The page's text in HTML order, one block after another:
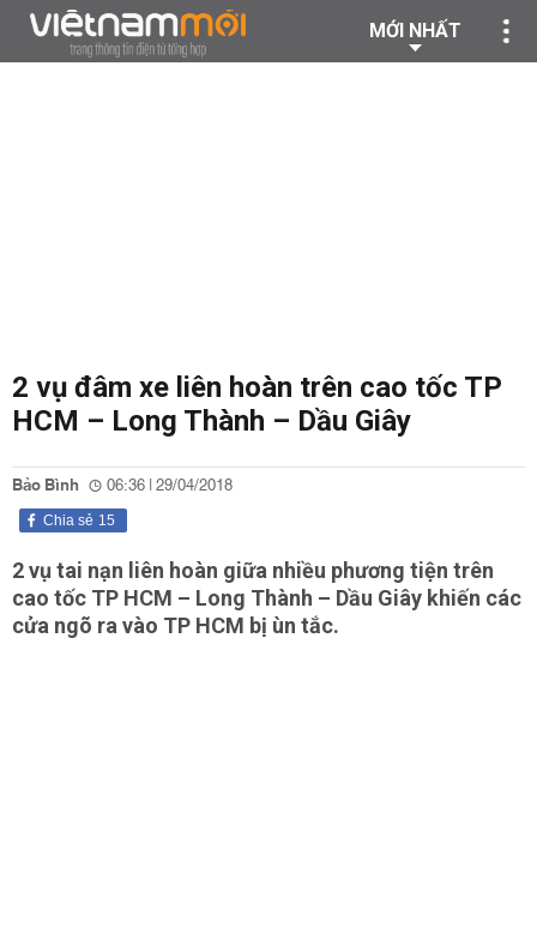
MỚI NHẤT
2 vụ đâm xe liên hoàn trên cao tốc TP
HCM – Long Thành – Dầu Giây
Bảo Bình 06:36 | 29/04/2018
15
Chia sẻ
2 vụ tai nạn liên hoàn giữa nhiều phương tiện trên
cao tốc TP HCM – Long Thành – Dầu Giây khiến các
cửa ngõ ra vào TP HCM bị ùn tắc.